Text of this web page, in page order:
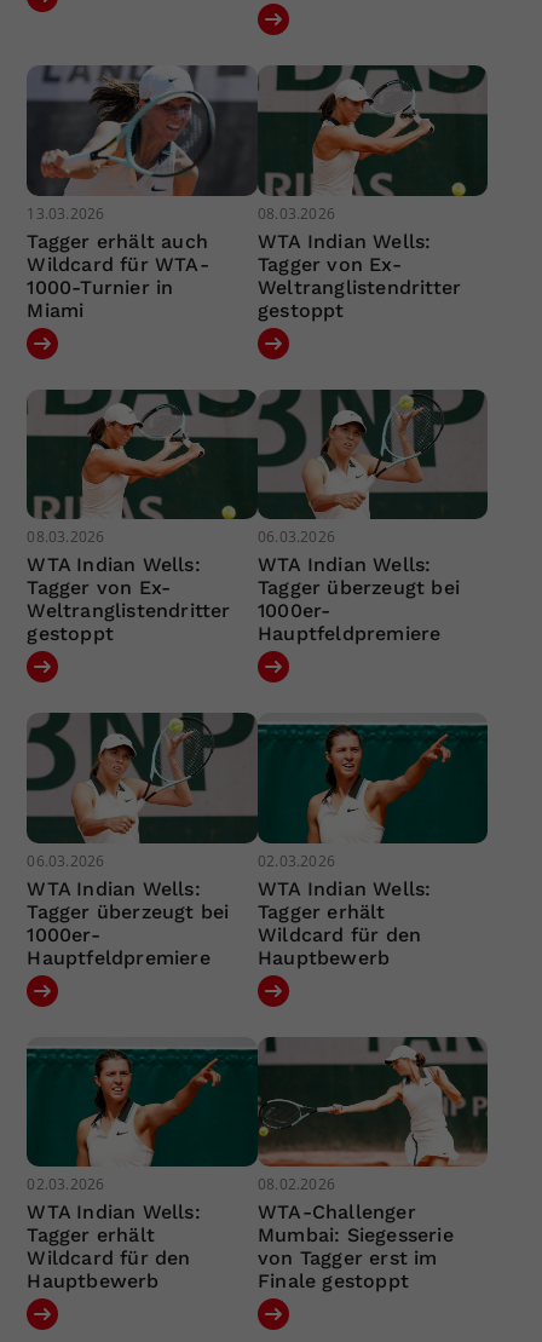
13.03.2026
Tagger erhält auch
Wildcard für WTA-
1000-Turnier in
Miami
08.03.2026
WTA Indian Wells:
Tagger von Ex-
Weltranglistendritter
gestoppt
08.03.2026
WTA Indian Wells:
Tagger von Ex-
Weltranglistendritter
gestoppt
06.03.2026
WTA Indian Wells:
Tagger überzeugt bei
1000er-
Hauptfeldpremiere
06.03.2026
WTA Indian Wells:
Tagger überzeugt bei
1000er-
Hauptfeldpremiere
02.03.2026
WTA Indian Wells:
Tagger erhält
Wildcard für den
Hauptbewerb
02.03.2026
WTA Indian Wells:
Tagger erhält
Wildcard für den
Hauptbewerb
08.02.2026
WTA-Challenger
Mumbai: Siegesserie
von Tagger erst im
Finale gestoppt